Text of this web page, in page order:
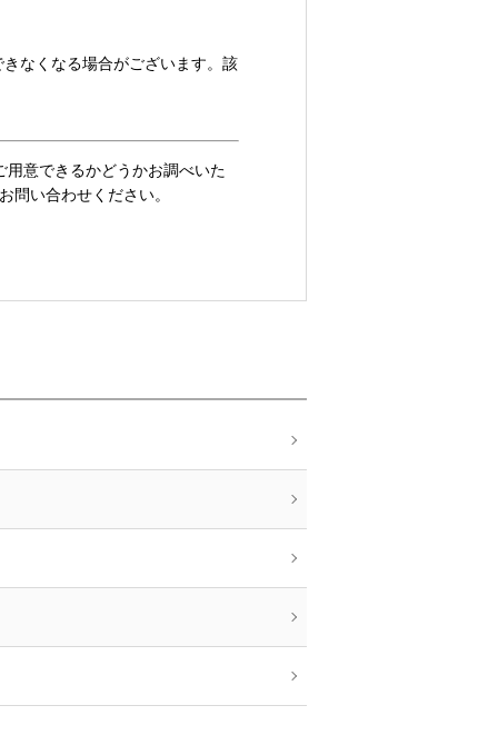
なくなる場合がございます。該
用意できるかどうかお調べいた
問い合わせください。